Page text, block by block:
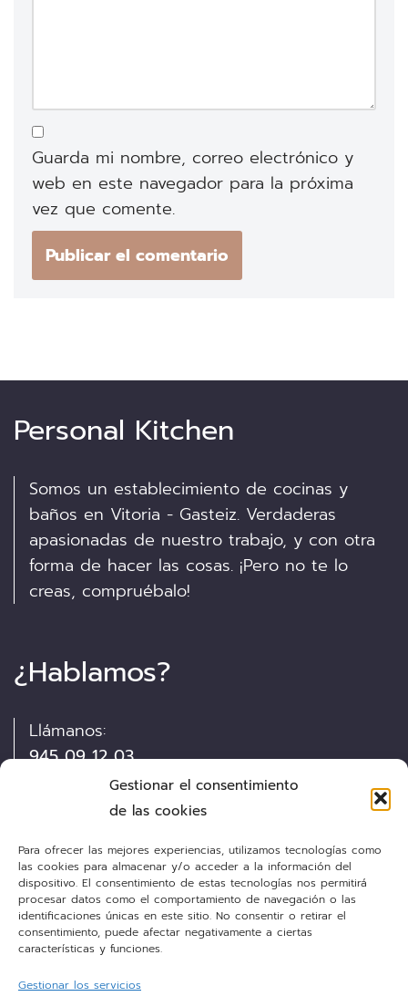
Gestionar el consentimiento
de las cookies
Para ofrecer las mejores experiencias, utilizamos tecnologías como
las cookies para almacenar y/o acceder a la información del
dispositivo. El consentimiento de estas tecnologías nos permitirá
procesar datos como el comportamiento de navegación o las
identificaciones únicas en este sitio. No consentir o retirar el
consentimiento, puede afectar negativamente a ciertas
características y funciones.
Gestionar los servicios
Guarda mi nombre, correo electrónico y
web en este navegador para la próxima
vez que comente.
Personal Kitchen
Somos un establecimiento de cocinas y
baños en Vitoria - Gasteiz. Verdaderas
apasionadas de nuestro trabajo, y con otra
forma de hacer las cosas. ¡Pero no te lo
creas, compruébalo!
¿Hablamos?
Llámanos:
945 09 12 03
Envíanos un e-mail:
cocinas@personalkitchen.es
¡Síguenos!